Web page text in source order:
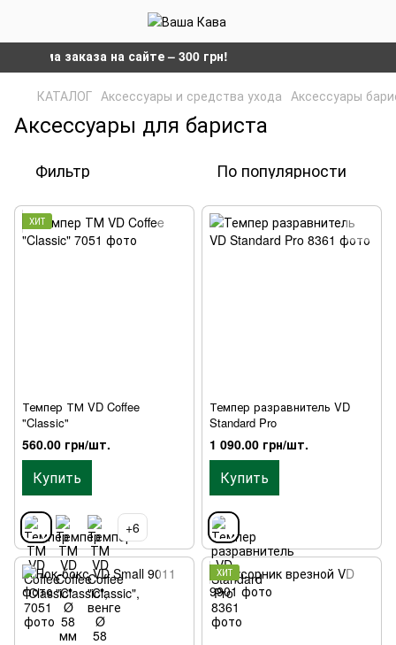
заказа на сайте – 300 грн!
КАТАЛОГ Аксессуары и средства ухода Аксессуары
Аксессуары для бариста
Фильтр По популярности
ХИТ
Темпер ТМ VD Coffee
"Classic"
560.00 грн/шт.
Купить
+6
Темпер разравнитель VD
Standard Pro
1 090.00 грн/шт.
Купить
ХИТ